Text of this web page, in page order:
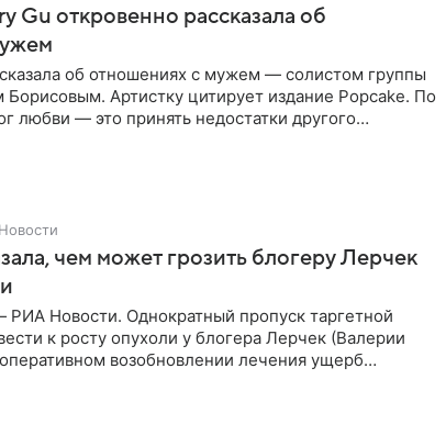
Gu откровенно рассказала об
об отношениях с мужем — солистом группы
Артистку цитирует издание Popcake. По
любви — это принять недостатки другого
чем может грозить блогеру Лерчек
Новости. Однократный пропуск таргетной
к росту опухоли у блогера Лерчек (Валерии
возобновлении лечения ущерб